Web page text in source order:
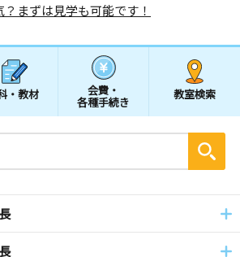
まずは見学も可能です！
・教材 会費・
各種手続き
教室検索